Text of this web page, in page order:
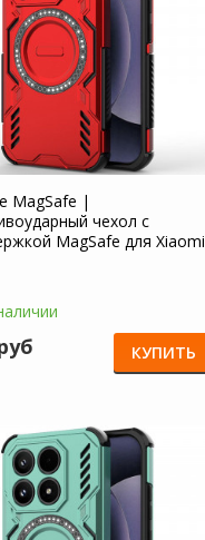
MagSafe |
чехол с
MagSafe для Xiaomi
КУПИТЬ